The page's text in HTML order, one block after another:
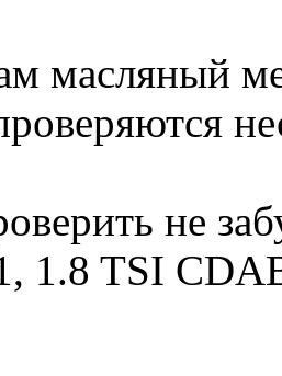
масляный
не
1.8 TSI